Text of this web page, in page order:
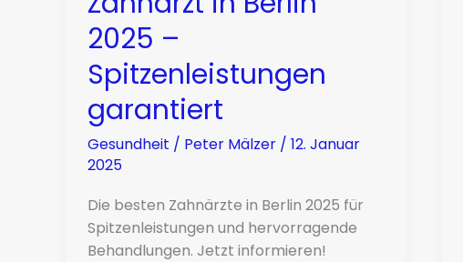
2025 –
Spitzenleistungen
garantiert
Gesundheit / Peter Mälzer / 12. Januar
2025
Die besten Zahnärzte in Berlin 2025 für
Spitzenleistungen und hervorragende
Behandlungen. Jetzt informieren!